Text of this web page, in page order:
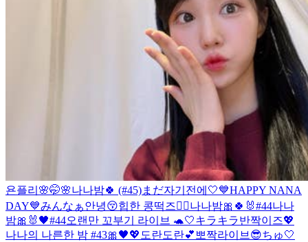
욘플리🌸🤭🌸나나밤🍀 (#45)まだ자기전에🤍💙HAPPY NANA
DAY💙みんなぁ안녕😚힙한 콩떡즈✌🏻나나밤🎀🍀🐰#44나나
밤🎀🐰🖤#44오랜만 꼬부기 라이브 🐢🤍キラキラ반짝이즈💖
나나의 나른한 밤 #43🎀🖤💖 도란도란💕 뽀짝라이브😎ちゅ🤍